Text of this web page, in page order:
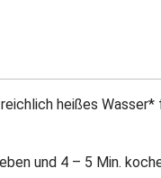
heißes Wasser*
und 4 – 5 Min.